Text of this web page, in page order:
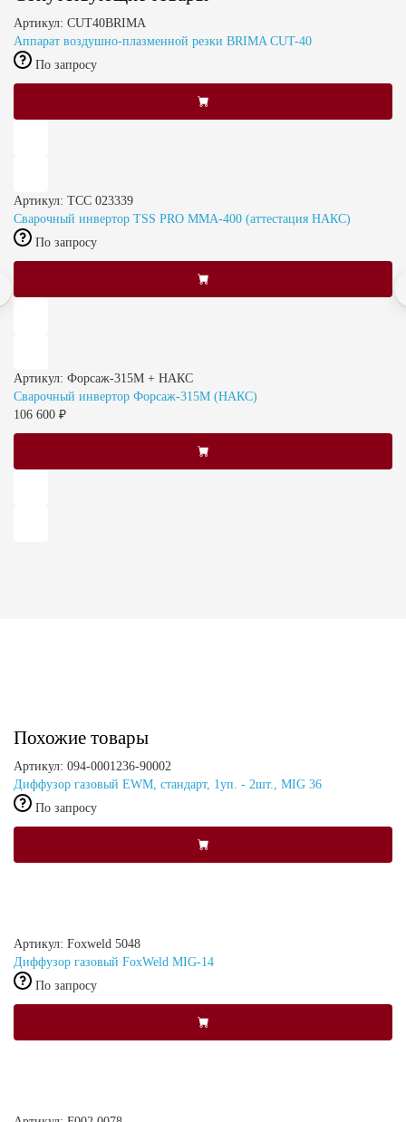
Артикул: CUT40BRIMA
Аппарат воздушно-плазменной резки BRIMA CUT-40
По запросу
Артикул: ТСС 023339
Сварочный инвертор TSS PRO MMA-400 (аттестация НАКС)
По запросу
Артикул: Форсаж-315М + НАКС
Сварочный инвертор Форсаж-315М (НАКС)
106 600 ₽
Похожие товары
Артикул: 094-0001236-90002
Диффузор газовый EWM, стандарт, 1уп. - 2шт., MIG 36
По запросу
Артикул: Foxweld 5048
Диффузор газовый FoxWeld MIG-14
По запросу